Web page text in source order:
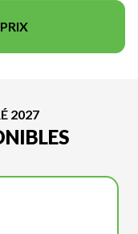
2027